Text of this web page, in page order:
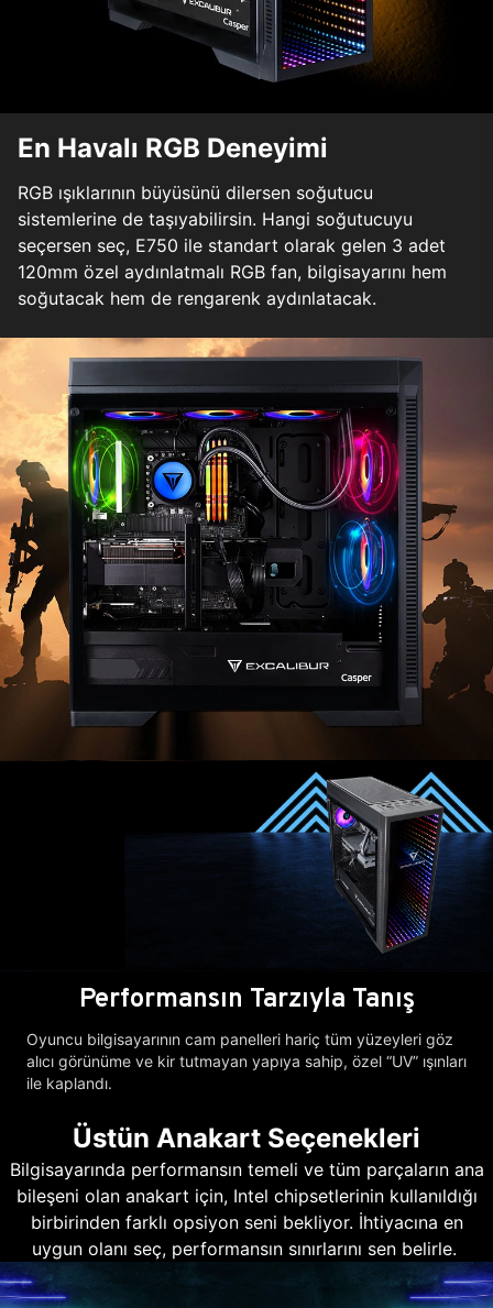
En Havalı RGB Deneyimi
RGB ışıklarının büyüsünü dilersen soğutucu
sistemlerine de taşıyabilirsin. Hangi soğutucuyu
seçersen seç, E750 ile standart olarak gelen 3 adet
120mm özel aydınlatmalı RGB fan, bilgisayarını hem
soğutacak hem de rengarenk aydınlatacak.
Performansın Tarzıyla Tanış
Oyuncu bilgisayarının cam panelleri hariç tüm yüzeyleri göz
alıcı görünüme ve kir tutmayan yapıya sahip, özel “UV” ışınları
ile kaplandı.
Üstün Anakart Seçenekleri
Bilgisayarında performansın temeli ve tüm parçaların ana
bileşeni olan anakart için, Intel chipsetlerinin kullanıldığı
birbirinden farklı opsiyon seni bekliyor. İhtiyacına en
uygun olanı seç, performansın sınırlarını sen belirle.